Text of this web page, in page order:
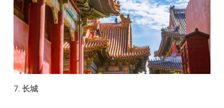
7. 长城